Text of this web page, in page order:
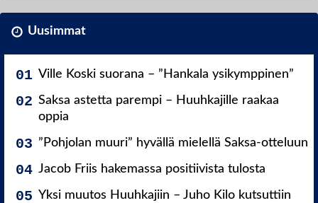
Uusimmat
Ville Koski suorana – ”Hankala ysikymppinen”
Saksa astetta parempi – Huuhkajille raakaa
oppia
”Pohjolan muuri” hyvällä mielellä Saksa-otteluun
Jacob Friis hakemassa positiivista tulosta
Yksi muutos Huuhkajiin – Juho Kilo kutsuttiin